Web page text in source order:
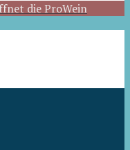
die ProWein